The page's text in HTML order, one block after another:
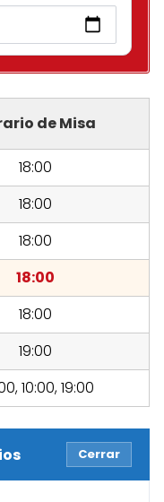
de Misa
18:00
18:00
18:00
18:00
18:00
19:00
10:00, 19:00
Cerrar